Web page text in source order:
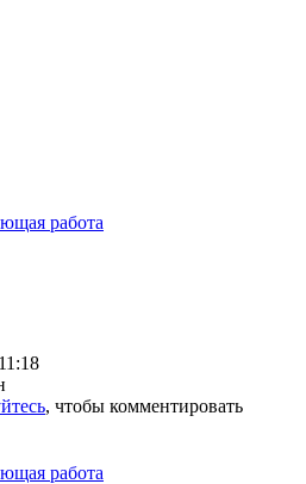
работа
, чтобы комментировать
работа